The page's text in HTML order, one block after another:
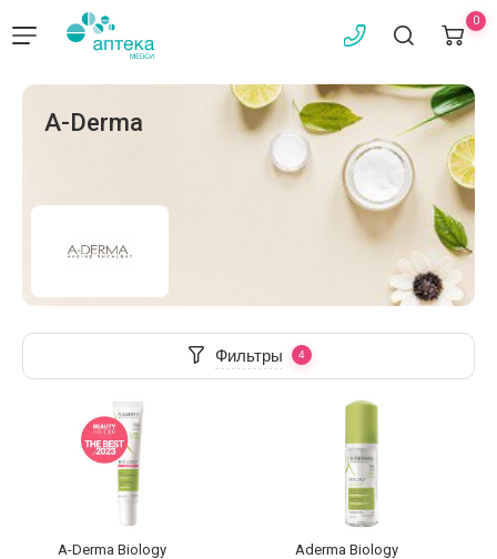
0
A-Derma
Фильтры
A-Derma Biology
Aderma Biology